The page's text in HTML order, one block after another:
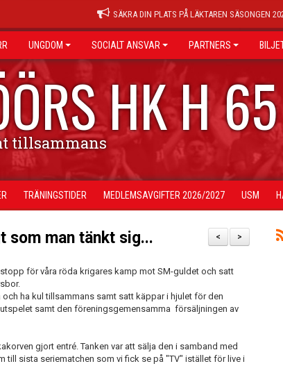
SÄKRA DIN PLATS PÅ LÄKTAREN SÄSONGEN
UNGDOM SOCIALT ANSVAR PARTNERS
HK H 65
tillsammans
TRÄNINGSTIDER MEDLEMSAVGIFTER 2026/2027 USM
>
<
som man tänkt sig...
för våra röda krigares kamp mot SM-guldet och satt
ha kul tillsammans samt satt käppar i hjulet för den
samt den föreningsgemensamma försäljningen av
gjort entré. Tanken var att sälja den i samband med
till sista seriematchen som vi fick se på "TV" istället för live i